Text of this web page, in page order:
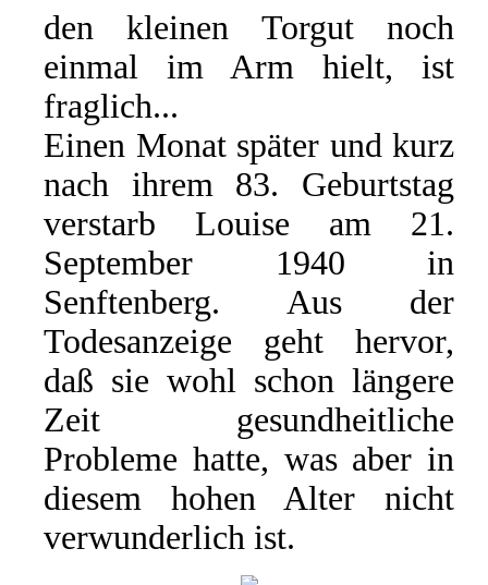
den kleinen Torgut noch
einmal im Arm hielt, ist
fraglich...
Einen Monat später und kurz
nach ihrem 83. Geburtstag
verstarb Louise am 21.
September 1940 in
Senftenberg. Aus der
Todesanzeige geht hervor,
daß sie wohl schon längere
Zeit gesundheitliche
Probleme hatte, was aber in
diesem hohen Alter nicht
verwunderlich ist.